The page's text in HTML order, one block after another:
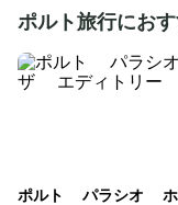
ポルト旅行にお
ポルト パラシオ